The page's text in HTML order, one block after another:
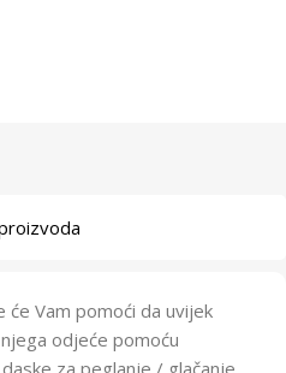
će Vam pomoći da uvijek
odjeće pomoću
za peglanje / glačanje